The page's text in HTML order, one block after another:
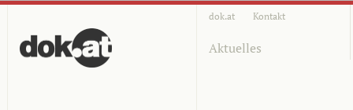
dok.at Kontakt
Aktuelles